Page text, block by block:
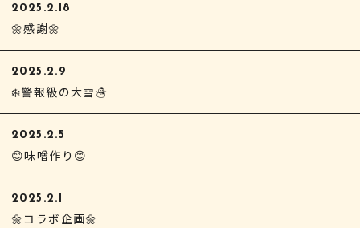
2025.2.18
🌼感謝🌼
2025.2.9
❄️警報級の大雪☃️
2025.2.5
😊味噌作り😊
2025.2.1
🌼コラボ企画🌼